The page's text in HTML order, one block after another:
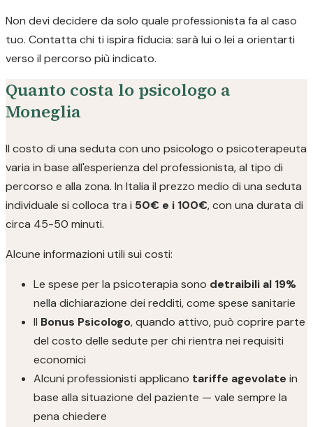
Non devi decidere da solo quale professionista fa al caso
tuo. Contatta chi ti ispira fiducia: sarà lui o lei a orientarti
verso il percorso più indicato.
Quanto costa lo psicologo a
Moneglia
Il costo di una seduta con uno psicologo o psicoterapeuta
varia in base all'esperienza del professionista, al tipo di
percorso e alla zona. In Italia il prezzo medio di una seduta
individuale si colloca tra i 50€ e i 100€, con una durata di
circa 45-50 minuti.
Alcune informazioni utili sui costi:
Le spese per la psicoterapia sono detraibili al 19%
nella dichiarazione dei redditi, come spese sanitarie
Il Bonus Psicologo, quando attivo, può coprire parte
del costo delle sedute per chi rientra nei requisiti
economici
Alcuni professionisti applicano tariffe agevolate in
base alla situazione del paziente — vale sempre la
pena chiedere